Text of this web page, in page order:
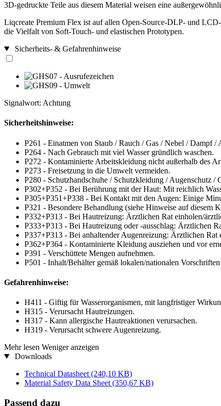
3D-gedruckte Teile aus diesem Material weisen eine
Liqcreate Premium Flex ist auf allen Open-Source-DLP- und
die Vielfalt von Soft-Touch- und elastischen Prototypen.
Sicherheits- & Gefahrenhinweise
Signalwort: Achtung
Sicherheitshinweise:
P261 - Einatmen von Staub / Rauch / Gas / Nebel / Dampf /
P264 - Nach Gebrauch mit viel Wasser gründlich waschen.
P272 - Kontaminierte Arbeitskleidung nicht außerhalb des
P273 - Freisetzung in die Umwelt vermeiden.
P280 - Schutzhandschuhe / Schutzkleidung / Augenschutz /
P302+P352 - Bei Berührung mit der Haut: Mit reichlich
P305+P351+P338 - Bei Kontakt mit den Augen: Einige
P321 - Besondere Behandlung (siehe Hinweise auf diesem
P332+P313 - Bei Hautreizung: Ärztlichen Rat einholen/
P333+P313 - Bei Hautreizung oder -ausschlag: Ärztlichen
P337+P313 - Bei anhaltender Augenreizung: Ärztlichen
P362+P364 - Kontaminierte Kleidung ausziehen und vor
P391 - Verschüttete Mengen aufnehmen.
P501 - Inhalt/Behälter gemäß lokalen/nationalen
Gefahrenhinweise:
H411 - Giftig für Wasserorganismen, mit langfristiger
H315 - Verursacht Hautreizungen.
H317 - Kann allergische Hautreaktionen verursachen.
H319 - Verursacht schwere Augenreizung.
Mehr lesen Weniger anzeigen
Downloads
Technical Datasheet (240,10 KB)
Material Safety Data Sheet (350,67 KB)
Passend dazu